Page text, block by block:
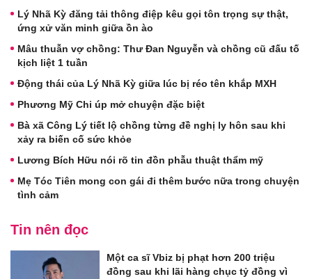
Lý Nhã Kỳ đăng tải thông điệp kêu gọi tôn trọng sự thật,
ứng xử văn minh giữa ồn ào
Mâu thuẫn vợ chồng: Thư Đan Nguyễn và chồng cũ đấu tố
kịch liệt 1 tuần
Động thái của Lý Nhã Kỳ giữa lúc bị réo tên khắp MXH
Phương Mỹ Chi úp mở chuyện đặc biệt
Bà xã Công Lý tiết lộ chồng từng đề nghị ly hôn sau khi
xảy ra biến cố sức khỏe
Lương Bích Hữu nói rõ tin đồn phẫu thuật thẩm mỹ
Mẹ Tóc Tiên mong con gái đi thêm bước nữa trong chuyện
tình cảm
Tin nên đọc
Một ca sĩ Vbiz bị phạt hơn 200 triệu
đồng sau khi lãi hàng chục tỷ đồng vì